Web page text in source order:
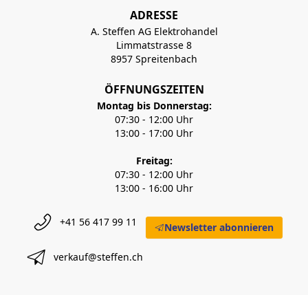
ADRESSE
A. Steffen AG Elektrohandel
Limmatstrasse 8
8957 Spreitenbach
ÖFFNUNGSZEITEN
Montag bis Donnerstag:
07:30 - 12:00 Uhr
13:00 - 17:00 Uhr
Freitag:
07:30 - 12:00 Uhr
13:00 - 16:00 Uhr
+41 56 417 99 11
verkauf@steffen.ch
Newsletter abonnieren